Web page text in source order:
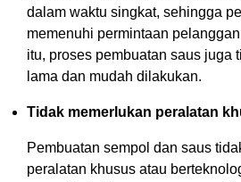
dalam waktu singkat, sehingga
memenuhi permintaan
itu, proses pembuatan saus juga
lama dan mudah dilakukan.
Tidak memerlukan peralatan
Pembuatan sempol dan saus
peralatan khusus atau